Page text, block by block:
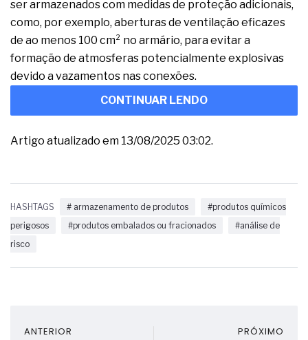
ser armazenados com medidas de proteção adicionais,
como, por exemplo, aberturas de ventilação eficazes
de ao menos 100 cm² no armário, para evitar a
formação de atmosferas potencialmente explosivas
devido a vazamentos nas conexões.
CONTINUAR LENDO
Artigo atualizado em 13/08/2025 03:02.
HASHTAGS # armazenamento de produtos
#produtos químicos
perigosos
#produtos embalados ou fracionados
#análise de
risco
ANTERIOR PRÓXIMO